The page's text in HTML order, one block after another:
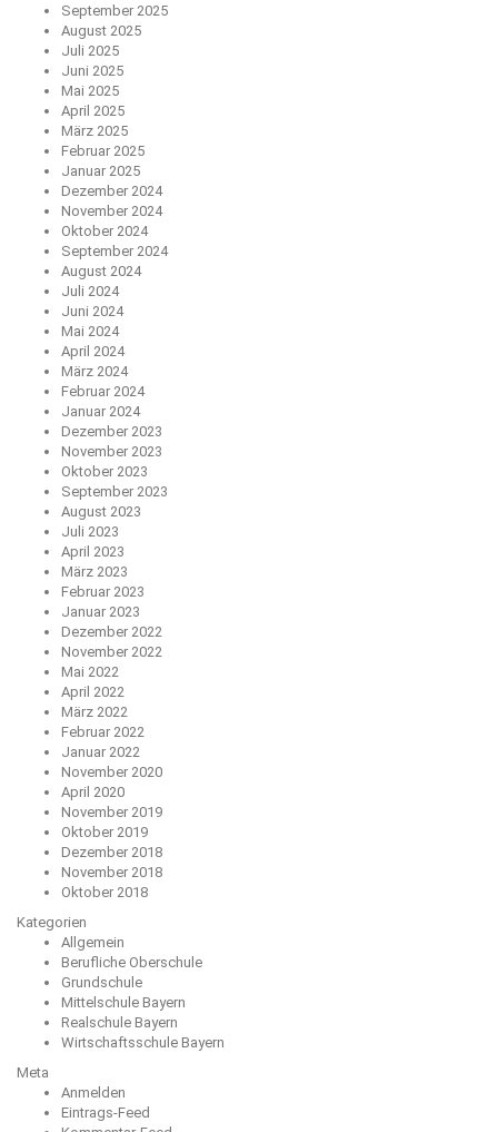
September 2025
August 2025
Juli 2025
Juni 2025
Mai 2025
April 2025
März 2025
Februar 2025
Januar 2025
Dezember 2024
November 2024
Oktober 2024
September 2024
August 2024
Juli 2024
Juni 2024
Mai 2024
April 2024
März 2024
Februar 2024
Januar 2024
Dezember 2023
November 2023
Oktober 2023
September 2023
August 2023
Juli 2023
April 2023
März 2023
Februar 2023
Januar 2023
Dezember 2022
November 2022
Mai 2022
April 2022
März 2022
Februar 2022
Januar 2022
November 2020
April 2020
November 2019
Oktober 2019
Dezember 2018
November 2018
Oktober 2018
Kategorien
Allgemein
Berufliche Oberschule
Grundschule
Mittelschule Bayern
Realschule Bayern
Wirtschaftsschule Bayern
Meta
Anmelden
Eintrags-Feed